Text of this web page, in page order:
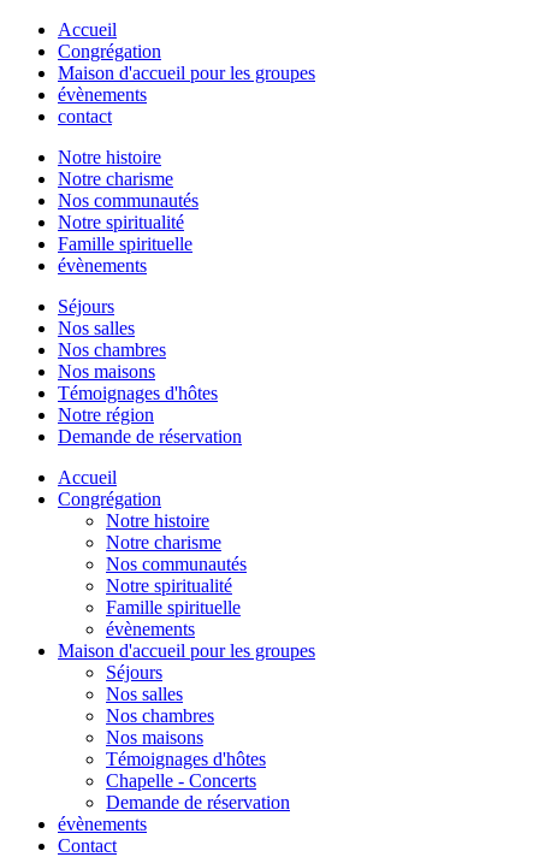
Accueil
Congrégation
Maison d'accueil pour les groupes
évènements
contact
Notre histoire
Notre charisme
Nos communautés
Notre spiritualité
Famille spirituelle
évènements
Séjours
Nos salles
Nos chambres
Nos maisons
Témoignages d'hôtes
Notre région
Demande de réservation
Accueil
Congrégation
Notre histoire
Notre charisme
Nos communautés
Notre spiritualité
Famille spirituelle
évènements
Maison d'accueil pour les groupes
Séjours
Nos salles
Nos chambres
Nos maisons
Témoignages d'hôtes
Chapelle - Concerts
Demande de réservation
évènements
Contact